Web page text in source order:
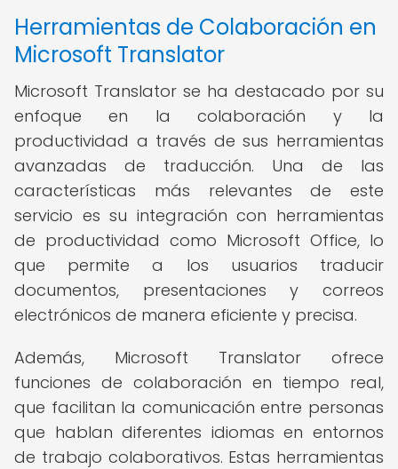
Herramientas de Colaboración en
Microsoft Translator
Microsoft Translator se ha destacado por su
enfoque en la colaboración y la
productividad a través de sus herramientas
avanzadas de traducción. Una de las
características más relevantes de este
servicio es su integración con herramientas
de productividad como Microsoft Office, lo
que permite a los usuarios traducir
documentos, presentaciones y correos
electrónicos de manera eficiente y precisa.
Además, Microsoft Translator ofrece
funciones de colaboración en tiempo real,
que facilitan la comunicación entre personas
que hablan diferentes idiomas en entornos
de trabajo colaborativos. Estas herramientas